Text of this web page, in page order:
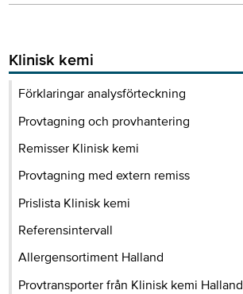
Klinisk kemi
Förklaringar analysförteckning
Provtagning och provhantering
Remisser Klinisk kemi
Provtagning med extern remiss
Prislista Klinisk kemi
Referensintervall
Allergensortiment Halland
Provtransporter från Klinisk kemi Halland